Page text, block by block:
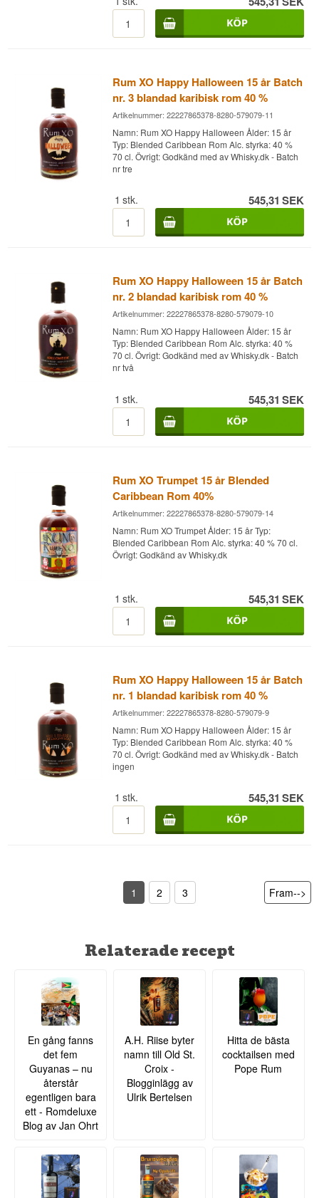
Namn: Discarded Banana Peel
Buteljerare:Discarded Spirits
Storlek: 70 CL
Fattyp: Ex-whiskyfat
banancocktail
Smakprofil
Bananakaraktär · Sötaktig · Dessertliknande ·
Visste du att?
Bananskalen som ger Discarded Banana Peel
dess karaktär kommer från ett aromahus som
spritindustrin.
Rum XO Happy Halloween 15 år Batch
nr. 3 blandad karibisk rom 40 %
Artikelnummer: 22227865378-8280-579079-11
Namn: Rum XO Happy Halloween Ålder: 15 år
Typ: Blended Caribbean Rom Alc. styrka: 40 %
70 cl. Övrigt: Godkänd med av Whisky.dk - Batch
nr tre
1 stk. 545,31 SEK
Rum XO Happy Halloween 15 år Batch
nr. 2 blandad karibisk rom 40 %
Artikelnummer: 22227865378-8280-579079-10
Namn: Rum XO Happy Halloween Ålder: 15 år
Typ: Blended Caribbean Rom Alc. styrka: 40 %
70 cl. Övrigt: Godkänd med av Whisky.dk - Batch
nr två
1 stk. 545,31 SEK
Rum XO Trumpet 15 år Blended
Caribbean Rom 40%
Artikelnummer: 22227865378-8280-579079-14
Namn: Rum XO Trumpet Ålder: 15 år Typ:
Blended Caribbean Rom Alc. styrka: 40 % 70 cl.
Övrigt: Godkänd av Whisky.dk
1 stk. 545,31 SEK
Rum XO Happy Halloween 15 år Batch
nr. 1 blandad karibisk rom 40 %
Artikelnummer: 22227865378-8280-579079-9
Namn: Rum XO Happy Halloween Ålder: 15 år
Typ: Blended Caribbean Rom Alc. styrka: 40 %
70 cl. Övrigt: Godkänd med av Whisky.dk - Batch
ingen
1 stk. 545,31 SEK
1 2 3 Fram-->
Relaterade recept
En gång fanns
det fem
Guyanas – nu
återstår
egentligen bara
ett - Romdeluxe
Blog av Jan Ohrt
A.H. Riise byter
namn till Old St.
Croix -
Blogginlägg av
Ulrik Bertelsen
Hitta de bästa
cocktailsen med
Pope Rum